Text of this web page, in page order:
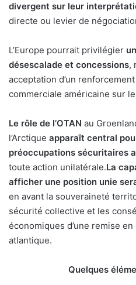
divergent sur leur
directe ou levier de
L’Europe pourrait privilégier
désescalade et concessions,
acceptation d’un
commerciale américaine sur
Le rôle de l’OTAN au
l’Arctique apparaît central
préoccupations sécuritaires
toute action unilatérale.La
afficher une position unie
en avant la souveraineté
sécurité collective et les
économiques d’une remise en
atlantique.
Quelques